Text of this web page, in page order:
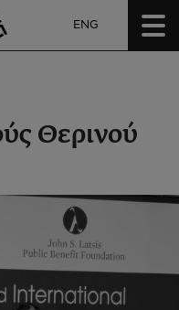
ENG
Θερινού